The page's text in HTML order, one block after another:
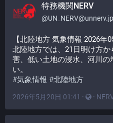
特務機関NERV
@UN_NERV@unnerv.jp
【北陸地方 気象情報 2026年
北陸地方では、21日明け方
害、低い土地の浸水、河川の
い。
#気象情報 #北陸地方
2026年5月20日 01:41 · ·